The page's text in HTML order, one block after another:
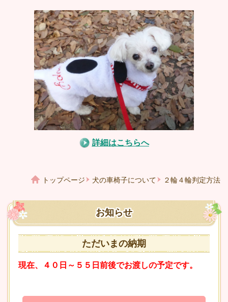
詳細はこちらへ
トップページ 犬の車椅子について ２輪４輪判定方法
お知らせ
ただいまの納期
現在、４０日～５５日前後でお渡しの予定です。